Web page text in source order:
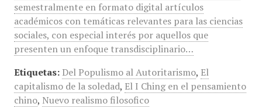
semestralmente en formato digital artículos
académicos con temáticas relevantes para las ciencias
sociales, con especial interés por aquellos que
presenten un enfoque transdisciplinario…
Etiquetas: Del Populismo al Autoritarismo, El
capitalismo de la soledad, El I Ching en el pensamiento
chino, Nuevo realismo filosofico